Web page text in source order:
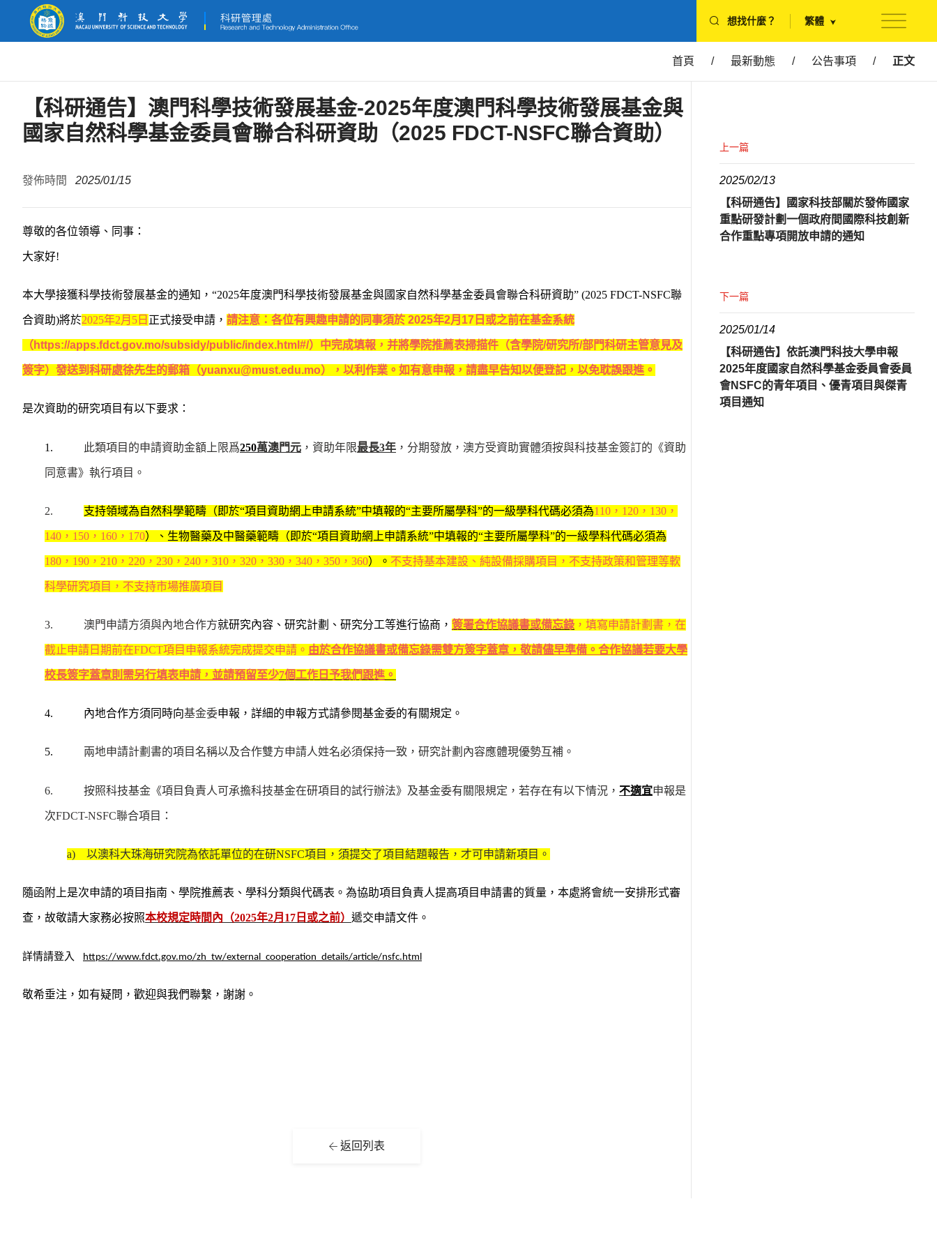
想找什麼？ 繁體
首頁 / 最新動態 / 公告事項 / 正文
【科研通告】澳門科學技術發展基金-2025年度澳門科學技術發展基金與
國家自然科學基金委員會聯合科研資助（2025 FDCT-NSFC聯合資助）
發佈時間 2025/01/15
尊敬的各位領導、同事：
大家好!
本大學接獲科學技術發展基金的通知，“2025年度澳門科學技術發展基金與國家自然科學基金委員會聯合科研資助” (2025 FDCT-NSFC聯
合資助)將於2025年2月 5 日 正式接受申請， 請注意：各位有興趣申請的同事須於 2025年2月 17 日或之前在基金系統
（ https://apps.fdct.gov.mo/subsidy/public/index.html#/）中完成填報，并將學院推薦表掃描件（含學院/研究所/部門科研主管意見及
簽字）發送到科研處徐先生的郵箱（yuanxu@must.edu.mo），以利作業。 如有意申報，請盡早告知以便登記，以免耽誤跟進。
是次資助的研究項目有以下要求：
1. 此類項目的申請資助金額上限爲250萬澳門元 ，資助年限最長3年 ，分期發放，澳方受資助實體須按與科技基金簽訂的《資助
同意書》執行項目。
2. 支持領域為自然科學範疇（即於“項目資助網上申請系統”中填報的“主要所屬學科”的一級學科代碼必須為110 ， 120 ， 130 ，
140 ， 150 ， 160 ， 170）、生物醫藥及中醫藥範疇（即於“項目資助網上申請系統”中填報的“主要所屬學科”的一級學科代碼必須為
180 ， 190 ， 210 ， 220 ， 230 ， 240 ， 310 ， 320 ， 330 ， 340 ， 350 ， 360）。 不支持基本建設、純設備採購項目，不支持政策和管理等軟
科學研究項目，不支持市場推廣項目
3. 澳門申請方須與內地合作方就研究內容、研究計劃、研究分工等進行協商， 簽署合作協議書或備忘錄 ，填寫申請計劃書，在
截止申請日期前在FDCT項目申報系統完成提交申請。 由於合作協議書或備忘錄需雙方簽字蓋章，敬請儘早準備。合作協議若要大學
校長簽字蓋章則需另行填表申請，並請預留至少7個工作日予我們跟進。
4. 內地合作方須同時向基金委申報，詳細的申報方式請參閱基金委的有關規定。
5. 兩地申請計劃書的項目名稱以及合作雙方申請人姓名必須保持一致，研究計劃內容應體現優勢互補。
6. 按照科技基金《項目負責人可承擔科技基金在研項目的試行辦法》及基金委有關限規定，若存在有以下情況， 不適宜申報是
次FDCT-NSFC聯合項目：
a) 以澳科大珠海研究院為依託單位的在研NSFC項目，須提交了項目結題報告，才可申請新項目。
隨函附上是次申請的項目指南、學院推薦表、學科分類與代碼表。為協助項目負責人提高項目申請書的質量，本處將會統一安排形式審
查，故敬請大家務必按照本校規定時間內（2025年2月 17 日或之前） 遞交申請文件。
詳情請登入 https://www.fdct.gov.mo/zh_tw/external_cooperation_details/article/nsfc.html
敬希垂注，如有疑問，歡迎與我們聯繫，謝謝。
返回列表
上一篇
2025/02/13
【科研通告】國家科技部關於發佈國家
重點研發計劃一個政府間國際科技創新
合作重點專項開放申請的通知
下一篇
2025/01/14
【科研通告】依託澳門科技大學申報
2025年度國家自然科學基金委員會委員
會NSFC的青年項目、優青項目與傑青
項目通知